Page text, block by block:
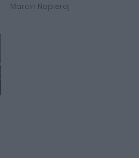
Marcin Napieraj